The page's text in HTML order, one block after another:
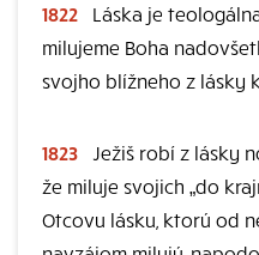
1822 Láska je
milujeme Boha
svojho blížneho z lásky
1823 Ježiš robí z lásky
že miluje svojich „do
Otcovu lásku, ktorú od